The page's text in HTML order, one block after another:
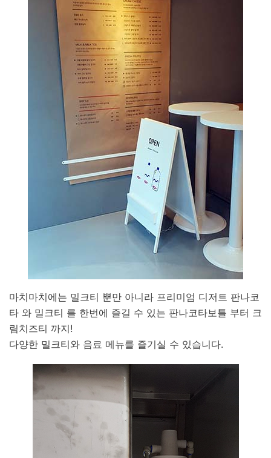
마치마치에는 밀크티 뿐만 아니라 프리미엄 디저트 판나코
타 와 밀크티 를 한번에 즐길 수 있는 판나코타보틀 부터 크
림치즈티 까지!
다양한 밀크티와 음료 메뉴를 즐기실 수 있습니다.